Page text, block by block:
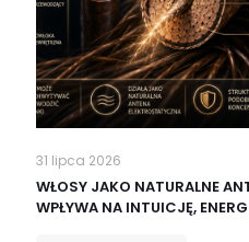
31 lipca 2026
WŁOSY JAKO NATURALNE
WPŁYWA NA INTUICJĘ,